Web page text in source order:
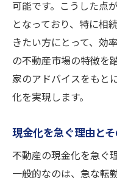
可能です。こうした点
となっており、特に相
きたい方にとって、効
の不動産市場の特徴を
家のアドバイスをもと
化を実現します。
現金化を急ぐ理由と
不動産の現金化を急ぐ
一般的なのは、急な転